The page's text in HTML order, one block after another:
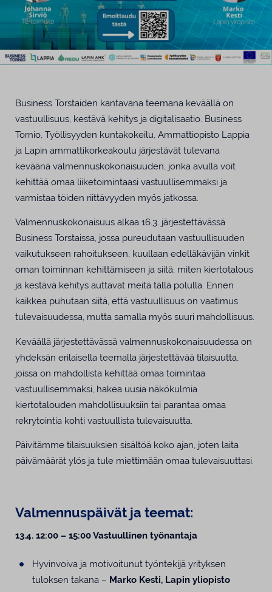
Business Torstaiden kantavana teemana keväällä on
vastuullisuus, kestävä kehitys ja digitalisaatio. Business
Tornio, Työllisyyden kuntakokeilu, Ammattiopisto Lappia
ja Lapin ammattikorkeakoulu järjestävät tulevana
keväänä valmennuskokonaisuuden, jonka avulla voit
kehittää omaa liiketoimintaasi vastuullisemmaksi ja
varmistaa töiden riittävyyden myös jatkossa.
Valmennuskokonaisuus alkaa 16.3. järjestettävässä
Business Torstaissa, jossa pureudutaan vastuullisuuden
vaikutukseen rahoitukseen, kuullaan edelläkävijän vinkit
oman toiminnan kehittämiseen ja siitä, miten kiertotalous
ja kestävä kehitys auttavat meitä tällä polulla. Ennen
kaikkea puhutaan siitä, että vastuullisuus on vaatimus
tulevaisuudessa, mutta samalla myös suuri mahdollisuus.
Keväällä järjestettävässä valmennuskokonaisuudessa on
yhdeksän erilaisella teemalla järjestettävää tilaisuutta,
joissa on mahdollista kehittää omaa toimintaa
vastuullisemmaksi, hakea uusia näkökulmia
kiertotalouden mahdollisuuksiin tai parantaa omaa
rekrytointia kohti vastuullista tulevaisuutta.
Päivitämme tilaisuuksien sisältöä koko ajan, joten laita
päivämäärät ylös ja tule miettimään omaa tulevaisuuttasi.
Valmennuspäivät ja teemat:
13.4. 12:00 – 15:00 Vastuullinen työnantaja
Hyvinvoiva ja motivoitunut työntekijä yrityksen
tuloksen takana – Marko Kesti, Lapin yliopisto